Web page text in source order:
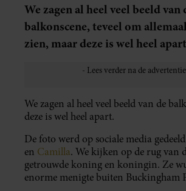
We zagen al heel veel beeld van
balkonscene, teveel om
zien, maar deze is wel heel
We zagen al heel veel beeld van de
deze is wel heel apart.
De foto werd op sociale media
en Camilla. We kijken op de rug van
getrouwde koning en koningin. Ze
enorme menigte buiten Buckingham